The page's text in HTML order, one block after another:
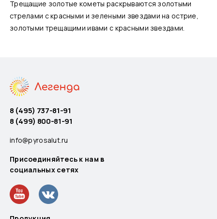
Трещащие золотые кометы раскрываются золотыми
стрелами с красными и зелеными звездами на острие,
золотыми трещащими ивами с красными звездами.
8 (495) 737-81-91
8 (499) 800-81-91
info@pyrosalut.ru
Присоединяйтесь к нам в
социальных сетях